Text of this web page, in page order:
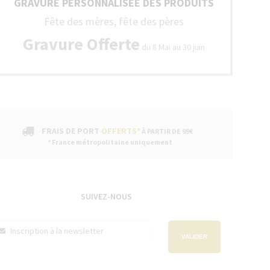
Fête des mères, fête des pères
Gravure Offerte du 8 Mai au 30 juin
FRAIS DE PORT OFFERTS* À PARTIR DE 99€
* France métropolitaine uniquement
SUIVEZ-NOUS
VALIDER